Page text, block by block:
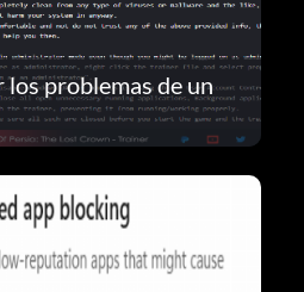
problemas de un